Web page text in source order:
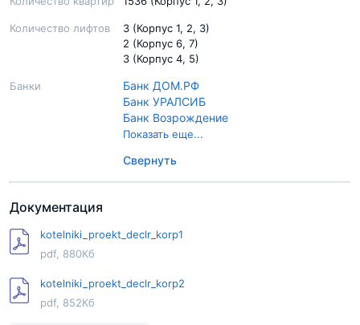
Количество лифтов
3 (Корпус 1, 2, 3)
2 (Корпус 6, 7)
3 (Корпус 4, 5)
Банки
Банк ДОМ.РФ
Банк УРАЛСИБ
Банк Возрождение
БИНБАНК
Глобэкс
Металлинвестбанк
Промсвязьбанк
Совкомбанк
Транскапиталбанк
Показать еще...
Свернуть
Документация
kotelniki_proekt_declr_korp1
pdf, 880Кб
kotelniki_proekt_declr_korp2
pdf, 852Кб